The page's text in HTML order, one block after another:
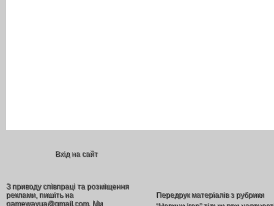
Вхід на сайт
З приводу співпраці та розміщення
реклами, пишіть на
gamewayua@gmail.com. Ми
Передрук матеріалів з рубрики